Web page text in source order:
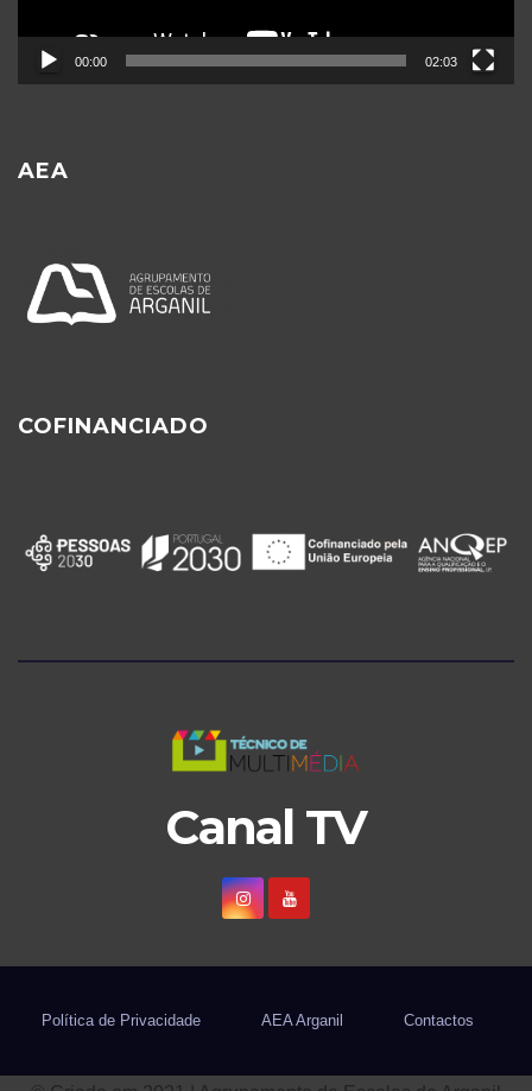
00:00 02:03
AEA
COFINANCIADO
Canal TV
Política de Privacidade AEA Arganil Contactos